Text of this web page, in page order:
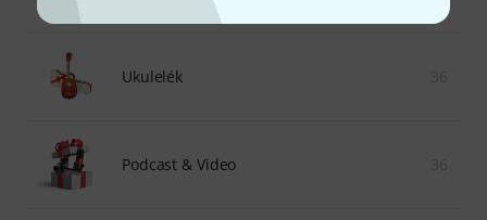
Ukulelék
Podcast & Video